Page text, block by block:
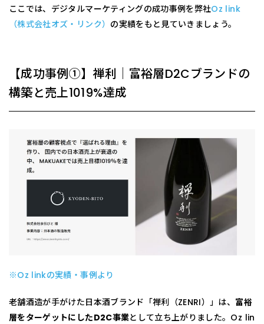
ここでは、デジタルマーケティングの成功事例を弊社Oz link
（株式会社オズ・リンク） の実績をもと見ていきましょう。
【成功事例①】禅利｜富裕層D2Cブランドの
構築と売上1019%達成
※Oz linkの実績・事例より
老舗酒造が手がけた日本酒ブランド「禅利（ZENRI）」は、 富裕
層をターゲットにしたD2C事業として立ち上がりました。Oz lin